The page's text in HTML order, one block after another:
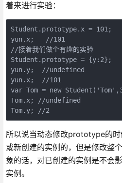
着来进行实验：
Student.prototype.x = 101;
yun.x;   //101                    //
//接着我们做个有趣的实验
Student.prototype = {y:2};
yun.y;  //
yun.x;  //101                     //所
var Tom = new
Tom.x; //undefined
Tom.y; //2
所以说当动态修改prototype的
或新创建的实例的，但是修改整
象的话，对已创建的实例是不会
实例。